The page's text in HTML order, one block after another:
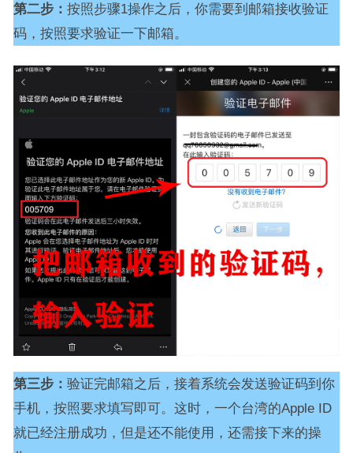
第二步： 按照步骤1操作之后，你需要到邮箱接收验证
码，按照要求验证一下邮箱。
第三步： 验证完邮箱之后，接着系统会发送验证码到你
手机，按照要求填写即可。这时，一个台湾的Apple ID
就已经注册成功，但是还不能使用，还需接下来的操